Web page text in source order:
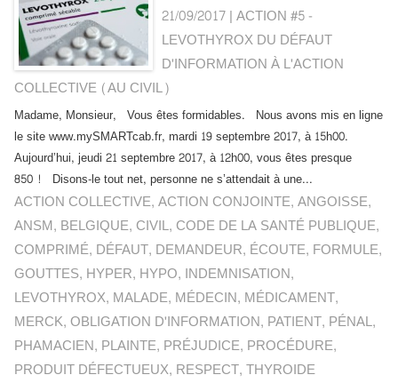
21/09/2017|ACTION #5 -
LEVOTHYROX DU DÉFAUT
D'INFORMATION À L'ACTION
COLLECTIVE (AU CIVIL)
Madame, Monsieur, Vous êtes formidables. Nous avons mis en ligne
le site www.mySMARTcab.fr, mardi 19 septembre 2017, à 15h00.
Aujourd’hui, jeudi 21 septembre 2017, à 12h00, vous êtes presque
850 ! Disons-le tout net, personne ne s’attendait à une...
ACTION COLLECTIVE,ACTION CONJOINTE,ANGOISSE,
ANSM, BELGIQUE, CIVIL, CODE DE LA SANTÉ PUBLIQUE,
COMPRIMÉ, DÉFAUT, DEMANDEUR, ÉCOUTE, FORMULE,
GOUTTES, HYPER, HYPO, INDEMNISATION,
LEVOTHYROX, MALADE, MÉDECIN, MÉDICAMENT,
MERCK,OBLIGATION D'INFORMATION, PATIENT, PÉNAL,
PHAMACIEN, PLAINTE, PRÉJUDICE, PROCÉDURE,
PRODUIT DÉFECTUEUX, RESPECT,THYROIDE